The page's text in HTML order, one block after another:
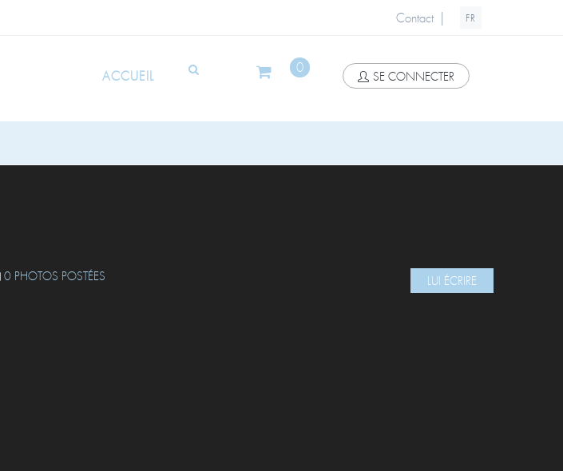
Contact | FR
ACCUEIL
0
SE CONNECTER
0 PHOTOS POSTÉES LUI ÉCRIRE